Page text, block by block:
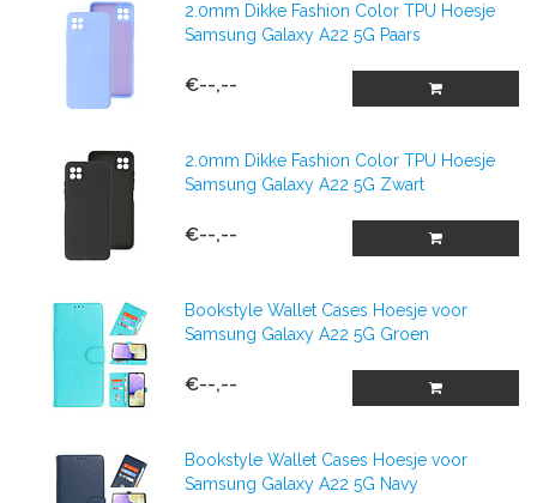
2.0mm Dikke Fashion Color TPU Hoesje
Samsung Galaxy A22 5G Paars
€--,--
2.0mm Dikke Fashion Color TPU Hoesje
Samsung Galaxy A22 5G Zwart
€--,--
Bookstyle Wallet Cases Hoesje voor
Samsung Galaxy A22 5G Groen
€--,--
Bookstyle Wallet Cases Hoesje voor
Samsung Galaxy A22 5G Navy